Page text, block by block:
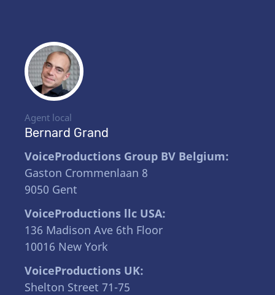
Agent local
Bernard Grand
VoiceProductions Group BV Belgium:
Gaston Crommenlaan 8
9050 Gent
VoiceProductions llc USA:
136 Madison Ave 6th Floor
10016 New York
VoiceProductions UK:
Shelton Street 71-75